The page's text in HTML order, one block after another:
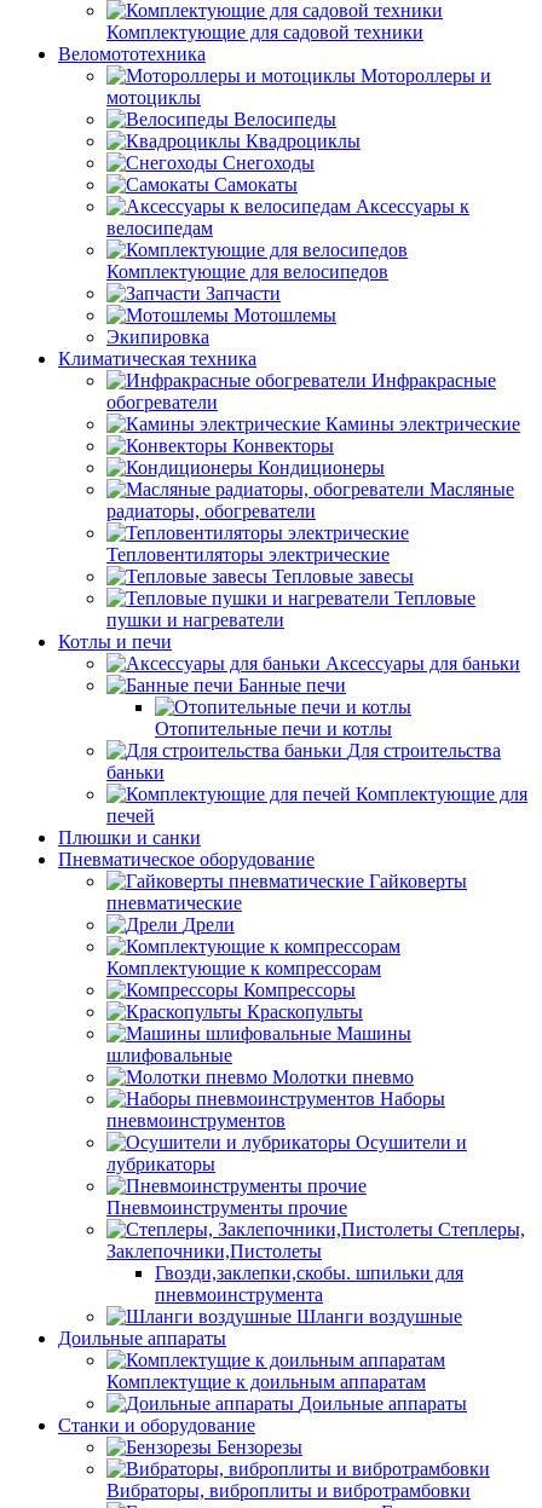
Комплектующие для садовой техники
Веломототехника
Мотороллеры и
мотоциклы
Велосипеды
Квадроциклы
Снегоходы
Самокаты
Аксессуары к
велосипедам
Комплектующие для велосипедов
Запчасти
Мотошлемы
Экипировка
Климатическая техника
Инфракрасные
обогреватели
Камины электрические
Конвекторы
Кондиционеры
Масляные
радиаторы, обогреватели
Тепловентиляторы электрические
Тепловые завесы
Тепловые
пушки и нагреватели
Котлы и печи
Аксессуары для баньки
Банные печи
Отопительные печи и котлы
Для строительства
баньки
Комплектующие для
печей
Плюшки и санки
Пневматическое оборудование
Гайковерты
пневматические
Дрели
Комплектующие к компрессорам
Компрессоры
Краскопульты
Машины
шлифовальные
Молотки пневмо
Наборы
пневмоинструментов
Осушители и
лубрикаторы
Пневмоинструменты прочие
Степлеры,
Заклепочники,Пистолеты
Гвозди,заклепки,скобы. шпильки для
пневмоинструмента
Шланги воздушные
Доильные аппараты
Комплектущие к доильным аппаратам
Доильные аппараты
Станки и оборудование
Бензорезы
Вибраторы, виброплиты и вибротрамбовки